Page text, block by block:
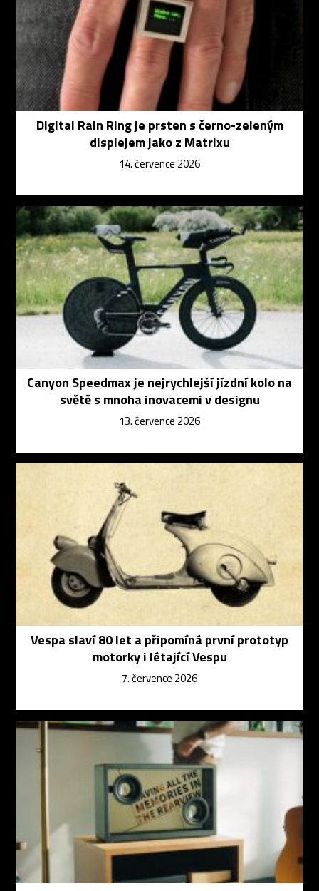
Digital Rain Ring je prsten s černo-zeleným
displejem jako z Matrixu
14. července 2026
Canyon Speedmax je nejrychlejší jízdní kolo na
světě s mnoha inovacemi v designu
13. července 2026
Vespa slaví 80 let a připomíná první prototyp
motorky i létající Vespu
7. července 2026